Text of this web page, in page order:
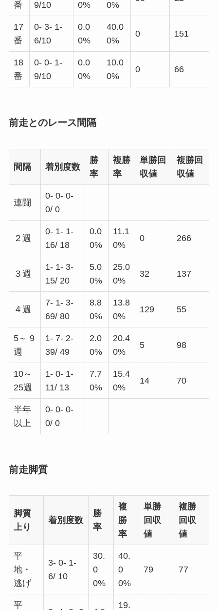
番
9/10
0%
0%
17
番
0- 3- 1-
6/10
0.0
0%
40.0
0%
0 151
18
番
0- 0- 1-
9/10
0.0
0%
10.0
0%
0 66
前走とのレース間隔
間隔 着別度数
勝
率
複勝
率
単勝回
収値
複勝回
収値
連闘
0- 0- 0-
0/ 0
２週
0- 1- 1-
16/ 18
0.0
0%
11.1
0%
0 266
３週
1- 1- 3-
15/ 20
5.0
0%
25.0
0%
32 137
４週
7- 1- 3-
69/ 80
8.8
0%
13.8
0%
129 55
5～ 9
週
1- 7- 2-
39/ 49
2.0
0%
20.4
0%
5 98
10～
25週
1- 0- 1-
11/ 13
7.7
0%
15.4
0%
14 70
半年
以上
0- 0- 0-
0/ 0
前走脚質
脚質
上り
着別度数
勝
率
複
勝
率
単勝
回収
値
複勝
回収
値
平
地・
逃げ
3- 0- 1-
6/ 10
30.
0
0%
40.
0
0%
79 77
平 19.